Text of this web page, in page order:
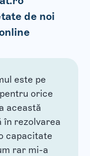
de noi
este pe
orice
această
în rezolvarea
capacitate
rar mi-a